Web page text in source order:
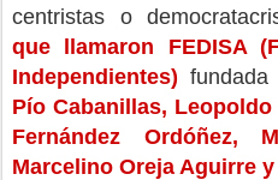
centristas o
que llamaron FEDISA
Independientes) fundada
Pío Cabanillas,
Fernández Ordóñez,
Marcelino Oreja Aguirre